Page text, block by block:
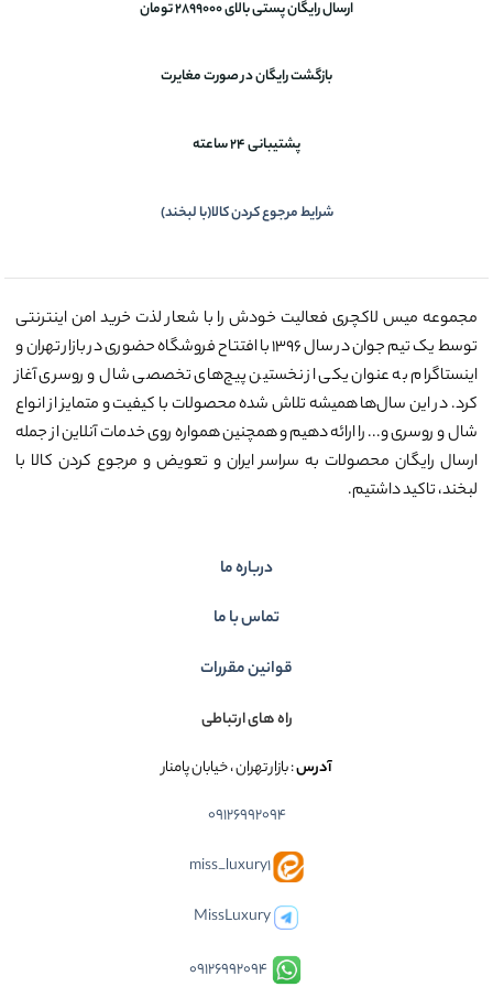
ارسال رایگان پستی بالای 2899000 تومان
بازگشت رایگان در صورت مغایرت
پشتیبانی 24 ساعته
شرایط مرجوع کردن کالا(با لبخند)
مجموعه میس لاکچری فعالیت خودش را با شعار لذت خرید امن اینترنتی
توسط یک تیم جوان در سال ۱۳۹۶ با افتتاح فروشگاه حضوری در بازار تهران و
اینستاگرام به عنوان یکی از نخستین پیج‌های تخصصی شال و روسری آغاز
کرد. در این سال‌ها همیشه تلاش شده محصولات با کیفیت و متمایز از انواع
شال و روسری و... را ارائه دهیم و همچنین همواره روی خدمات آنلاین از جمله
ارسال رایگان محصولات به سراسر ایران و تعویض و مرجوع کردن کالا با
لبخند، تاکید داشتیم.
درباره ما
تماس با ما
قوانین مقررات
راه های ارتباطی
آدرس: بازار تهران ، خیابان پامنار
09126992094
miss_luxury1
MissLuxury
09126992094